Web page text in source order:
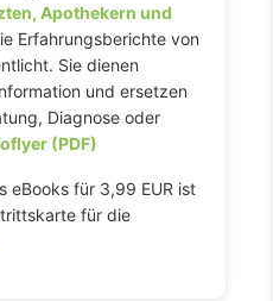
Apothekern und
Erfahrungsberichte von
Sie dienen
und ersetzen
Diagnose oder
(PDF)
eBooks für 3,99 EUR ist
für die